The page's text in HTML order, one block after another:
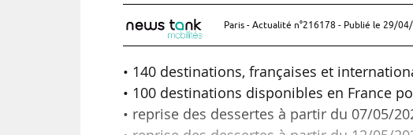
Paris - Actualité n°216178 - Publié le 29/04/
• 140 destinations, françaises et
• 100 destinations disponibles en France
• reprise des dessertes à partir du 07/05/